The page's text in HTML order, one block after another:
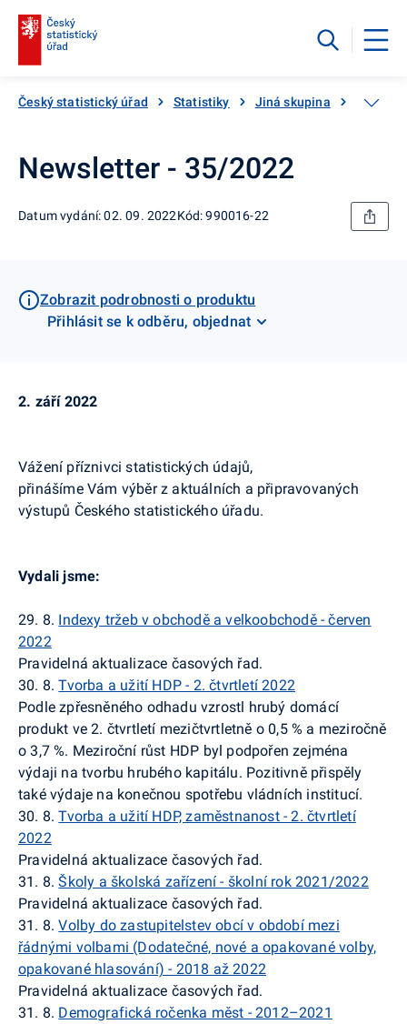
Český statistický úřad Statistiky Jiná skupina
Newsletter - 35/2022
Datum vydání: 02. 09. 2022Kód: 990016-22
Zobrazit podrobnosti o produktu
Přihlásit se k odběru, objednat
2. září 2022
Vážení příznivci statistických údajů,
přinášíme Vám výběr z aktuálních a připravovaných
výstupů Českého statistického úřadu.
Vydali jsme:
29. 8. Indexy tržeb v obchodě a velkoobchodě - červen
2022
Pravidelná aktualizace časových řad.
30. 8.Tvorba a užití HDP - 2. čtvrtletí 2022
Podle zpřesněného odhadu vzrostl hrubý domácí
produkt ve 2. čtvrtletí mezičtvrtletně o 0,5 % a meziročně
o 3,7 %. Meziroční růst HDP byl podpořen zejména
výdaji na tvorbu hrubého kapitálu. Pozitivně přispěly
také výdaje na konečnou spotřebu vládních institucí.
30. 8.Tvorba a užití HDP, zaměstnanost - 2. čtvrtletí
2022
Pravidelná aktualizace časových řad.
31. 8.Školy a školská zařízení - školní rok 2021/2022
Pravidelná aktualizace časových řad.
31. 8.Volby do zastupitelstev obcí v období mezi
řádnými volbami (Dodatečné, nové a opakované volby,
opakované hlasování) - 2018 až 2022
Pravidelná aktualizace časových řad.
31. 8. Demografická ročenka měst - 2012–2021